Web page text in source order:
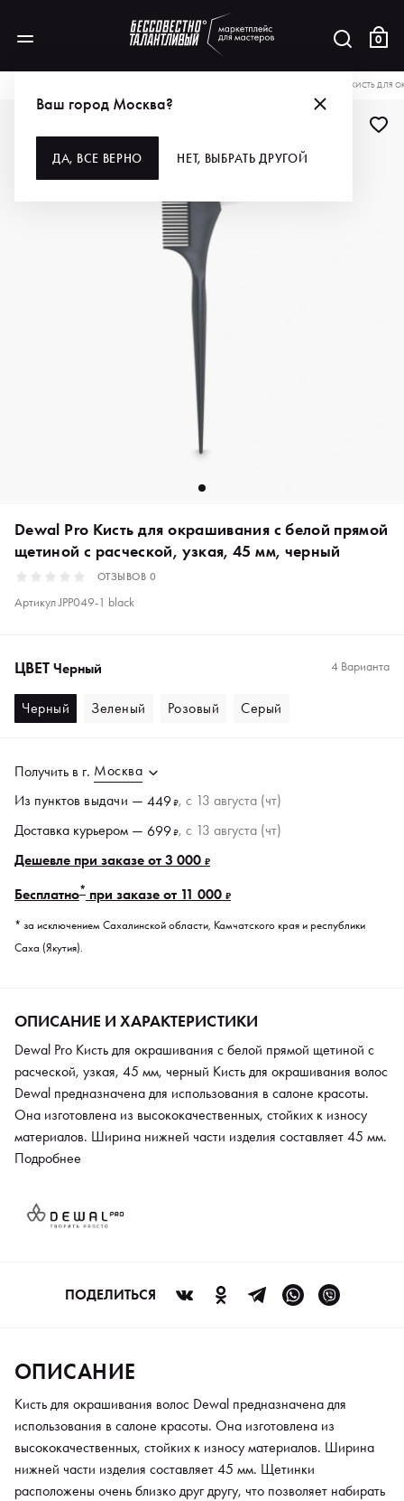
0
Ваш город Москва?
ДА, ВСЕ ВЕРНО НЕТ, ВЫБРАТЬ ДРУГОЙ
DEWAL PRO КИСТЬ
Dewal Pro Кисть для окрашивания с белой прямой
щетиной с расческой, узкая, 45 мм, черный
ОТЗЫВОВ 0
АртикулJPP049-1 black
ЦВЕТЧерный 4 Варианта
Черный Зеленый Розовый Серый
Получить в г. Москва
Из пунктов выдачи — 449₽, c 13 августа (чт)
Доставка курьером — 699₽, c 13 августа (чт)
Дешевле при заказе от 3 000 ₽
Бесплатно* при заказе от 11 000 ₽
* за исключением Сахалинской области, Камчатского края и республики
Саха (Якутия).
ОПИСАНИЕ И ХАРАКТЕРИСТИКИ
Dewal Pro Кисть для окрашивания с белой прямой щетиной с
расческой, узкая, 45 мм, черный Кисть для окрашивания волос
Dewal предназначена для использования в салоне красоты.
Она изготовлена из высококачественных, стойких к износу
материалов. Ширина нижней части изделия составляет 45 мм.
Щетинки расположены очень близко друг другу, что позволяет
равномерно распределять ее по волосам. Это значительно
облегчает процедуру, сокращает время ее проведения.
корни волос. Эргономичная форма ручки и минимальный вес
изделия выгодно выделяют данный аксессуар на фоне
мастера и займет не последнее место в наборе необходимых
парикмахерских инструментов.
Подробнее
ПОДЕЛИТЬСЯ
ОПИСАНИЕ
Кисть для окрашивания волос Dewal предназначена для
использования в салоне красоты. Она изготовлена из
высококачественных, стойких к износу материалов. Ширина
нижней части изделия составляет 45 мм. Щетинки
расположены очень близко друг другу, что позволяет набирать